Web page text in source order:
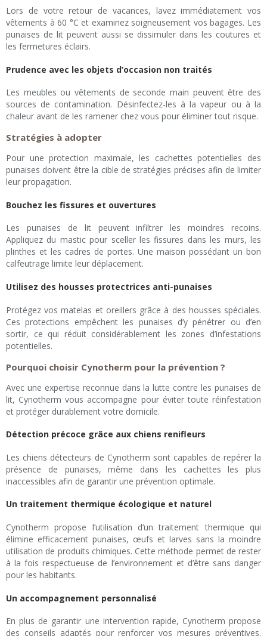
Lors de votre retour de vacances, lavez immédiatement vos
vêtements à 60 °C et examinez soigneusement vos bagages. Les
punaises de lit peuvent aussi se dissimuler dans les coutures et
les fermetures éclairs.
Prudence avec les objets d’occasion non traités
Les meubles ou vêtements de seconde main peuvent être des
sources de contamination. Désinfectez-les à la vapeur ou à la
chaleur avant de les ramener chez vous pour éliminer tout risque.
Stratégies à adopter
Pour une protection maximale, les cachettes potentielles des
punaises doivent être la cible de stratégies précises afin de limiter
leur propagation.
Bouchez les fissures et ouvertures
Les punaises de lit peuvent infiltrer les moindres recoins.
Appliquez du mastic pour sceller les fissures dans les murs, les
plinthes et les cadres de portes. Une maison possédant un bon
calfeutrage limite leur déplacement.
Utilisez des housses protectrices anti-punaises
Protégez vos matelas et oreillers grâce à des housses spéciales.
Ces protections empêchent les punaises d’y pénétrer ou d’en
sortir, ce qui réduit considérablement les zones d’infestations
potentielles.
Pourquoi choisir Cynotherm pour la prévention ?
Avec une expertise reconnue dans la lutte contre les punaises de
lit, Cynotherm vous accompagne pour éviter toute réinfestation
et protéger durablement votre domicile.
Détection précoce grâce aux chiens renifleurs
Les chiens détecteurs de Cynotherm sont capables de repérer la
présence de punaises, même dans les cachettes les plus
inaccessibles afin de garantir une prévention optimale.
Un traitement thermique écologique et naturel
Cynotherm propose l’utilisation d’un traitement thermique qui
élimine efficacement punaises, œufs et larves sans la moindre
utilisation de produits chimiques. Cette méthode permet de rester
à la fois respectueuse de l’environnement et d’être sans danger
pour les habitants.
Un accompagnement personnalisé
En plus de garantir une intervention rapide, Cynotherm propose
des conseils adaptés pour renforcer vos mesures préventives.